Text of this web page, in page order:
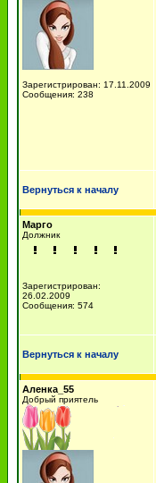
Зарегистрирован: 17.11.2009
Сообщения: 238
Вернуться к началу
Марго
Должник
Зарегистрирован:
26.02.2009
Сообщения: 574
Вернуться к началу
Аленка_55
Добрый приятель